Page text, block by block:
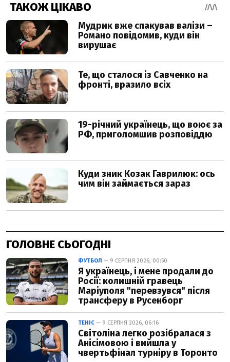
ГОЛОВНЕ СЬОГОДНІ
ФУТБОЛ — 9 СЕРПНЯ 2026, 00:50
Я українець, і мене продали до
Росії: колишній гравець
Маріуполя "перевзувся" після
трансферу в Русенборг
ТЕНІС — 9 СЕРПНЯ 2026, 06:16
Світоліна легко розібралася з
Анісімовою і вийшла у
чвертьфінал турніру в Торонто